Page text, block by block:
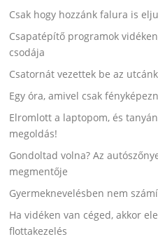
Csak hogy hozzánk falura is
Csapatépítő programok
csodája
Csatornát vezettek be az
Egy óra, amivel csak
Elromlott a laptopom, és
megoldás!
Gondoltad volna? Az
megmentője
Gyermeknevelésben nem
Ha vidéken van céged, akkor
flottakezelés